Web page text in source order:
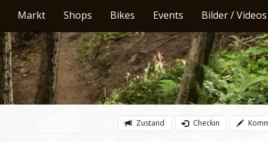
Markt Shops Bikes Events Bilder / Videos
Zustand Checkin